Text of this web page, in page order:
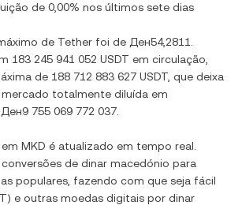
de 0,00% nos últimos sete dias
de Tether foi de Ден54,2811
183 245 941 052 USDT em circulação,
de 188 712 883 627 USDT , que deixa
totalmente diluída em
Ден9 755 069 772 037
em MKD é atualizado em tempo real.
de dinar macedónio para
populares, fazendo com que seja fácil
) e outras moedas digitais por dinar